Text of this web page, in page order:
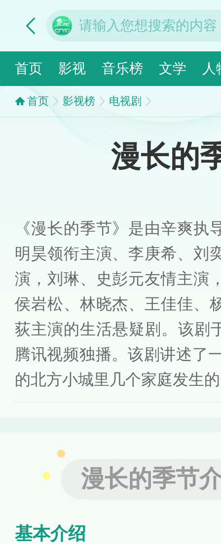
首页 影视 音乐榜 文学 人
首页 影视榜 电视剧
漫长的
《漫长的季节》是由辛爽执
明昊领衔主演、李庚希、刘
演，刘琳、史彭元友情主演
侯岩松、林晓杰、王佳佳、
荻主演的生活悬疑剧。该剧
腾讯视频独播。该剧讲述了
的北方小城里几个家庭发生
漫长的季节
基本介绍